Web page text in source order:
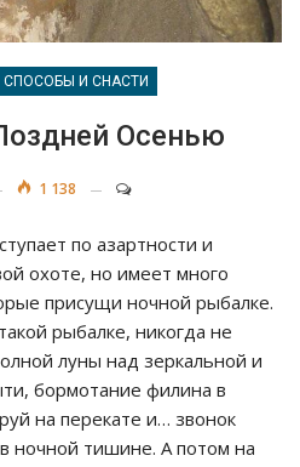
СПОСОБЫ И СНАСТИ
Осенью
1 138
по азартности и
охоте, но имеет много
присущи ночной рыбалке.
рыбалке, никогда не
луны над зеркальной и
бормотание филина в
на перекате и… звонок
ночной тишине. А потом на